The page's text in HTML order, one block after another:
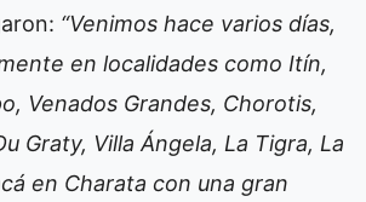
“Venimos hace varios días,
en localidades como Itín,
Venados Grandes, Chorotis,
Graty, Villa Ángela, La Tigra, La
en Charata con una gran